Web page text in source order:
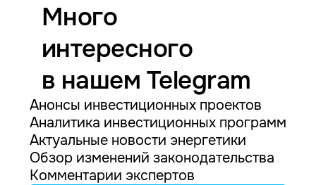
Много
интересного
в нашем Telegram
Анонсы инвестиционных проектов
Аналитика инвестиционных программ
Актуальные новости энергетики
Обзор изменений законодательства
Комментарии экспертов